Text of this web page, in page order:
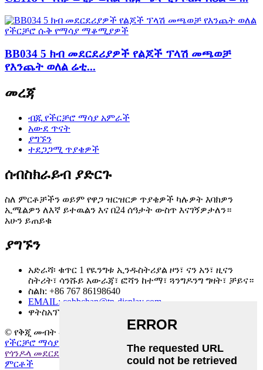
BB034 5 ክብ መደርደሪያዎች የልጆች ፕላሽ መጫወቻ
የእንጨት ወለል ሬቲ...
መረጃ
ብጁ የችርቻሮ ማሳያ አምራች
አውደ ጥናት
ያግኙን
ተደጋጋሚ ጥያቄዎች
ሰብስክራይብ ያድርጉ
ስለ ምርቶቻችን ወይም የዋጋ ዝርዝርዎ ጥያቄዎች ካሉዎት እባክዎን
ኢሜልዎን ለእኛ ይተዉልን እና በ24 ሰዓታት ውስጥ እናገኝዎታለን።
አሁን ይጠይቁ
ያግኙን
አድራሻ፡ ቁጥር 1 የዪንግቱ ኢንዱስትሪያል ዞን፣ ናን አን፣ ዚናን
ስትሪት፣ ሳንሹይ አውራጃ፣ ፎሻን ከተማ፣ ጓንግዶንግ ግዛት፣ ቻይና።
ስልክ: +86 767 86198640
EMAIL: cobbchan@tp-display.com
ዋትስአፕ፡ 86 13630098457
© የቅጂ መብት - 2010-2026፡ መብቱ በህግ የተጠበቀ ነው።
የችርቻሮ ማሳያ መደርደሪያዎች
ብጁ የችርቻሮ ማሳያ ማቆሚያዎች
የጎንዶላ መደርደሪያ ክፍሎች
የጅምላ ማሳያ መደርደሪያዎች,ሁሉም
ምርቶች